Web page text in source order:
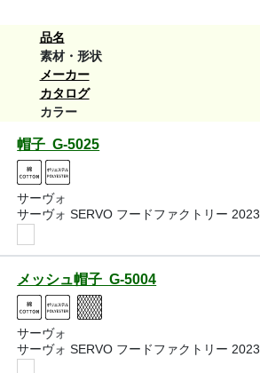
品名
素材・形状
メーカー
カタログ
カラー
帽子 G-5025
サーヴォ
サーヴォ SERVO フードファクトリー 2023
メッシュ帽子 G-5004
サーヴォ
サーヴォ SERVO フードファクトリー 2023